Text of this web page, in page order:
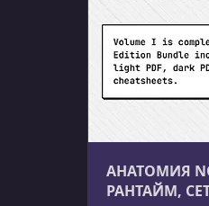
АНАТОМИЯ
РАНТАЙМ,